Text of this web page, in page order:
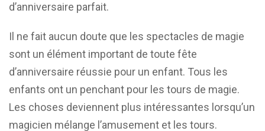
d’anniversaire parfait.
Il ne fait aucun doute que les spectacles de magie
sont un élément important de toute fête
d’anniversaire réussie pour un enfant. Tous les
enfants ont un penchant pour les tours de magie.
Les choses deviennent plus intéressantes lorsqu’un
magicien mélange l’amusement et les tours.